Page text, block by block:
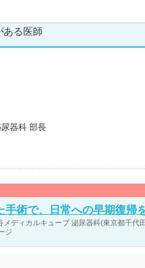
ある医師
器科 部長
手術で、日常への早期復帰
メディカルキューブ 泌尿器科(東京都千代
ジ